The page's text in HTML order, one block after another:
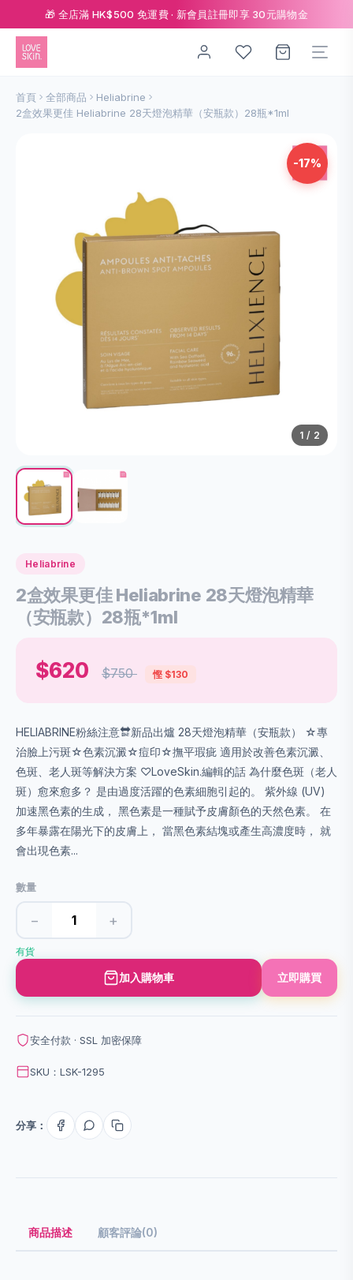
🎁 全店滿 HK$500 免運費 · 新會員註冊即享 30元購物金
首頁 全部商品
Heliabrine
2盒效果更佳 Heliabrine 28天燈泡精華（安瓶款）28瓶*1ml
-17%
1 / 2
Heliabrine
2盒效果更佳 Heliabrine 28天燈泡精華
（安瓶款）28瓶*1ml
$620 $750 慳 $130
HELIABRINE粉絲注意🔛新品出爐 28天燈泡精華（安瓶款） ☆專
治臉上污斑☆色素沉澱☆痘印☆撫平瑕疵 適用於改善色素沉澱、
色斑、老人斑等解決方案 ♡LoveSkin.編輯的話 為什麼色斑（老人
斑）愈來愈多？ 是由過度活躍的色素細胞引起的。 紫外線 (UV)
加速黑色素的生成， 黑色素是一種賦予皮膚顏色的天然色素。 在
多年暴露在陽光下的皮膚上， 當黑色素結塊或產生高濃度時， 就
會出現色素...
數量
− +
有貨
加入購物車 立即購買
安全付款 · SSL 加密保障
SKU：LSK-1295
分享：
商品描述 顧客評論(0)